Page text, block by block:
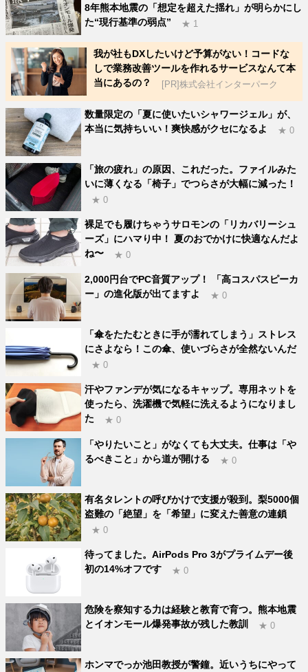
8年熊本地震の「想定を超えた揺れ」が明らかにし
た“現行基準の弱点”
★ 1
我が社もDXしたいけど予算がない！コードな
しで業務改善ツールを作れるサービスなんて本
当にあるの？
[PR]株式会社インターパーク
数量限定の「夏に使いたいシャワージェル」が、
本当に気持ちいい！爽快感がクセになるよ
★ 0
「旅の疲れ」の原因、これだった。ファイルみた
いに薄くなる「椅子」でつらさが大幅に減った！
★ 0
裸足でも履けちゃうサロモンの「リカバリーシュ
ーズ」にハマり中！ 夏のおでかけに快適なんだよ
ね〜
★ 0
2,000円台でPC音質アップ！ 「高コスパスピーカ
ー」の進化版が出てますよ
★ 0
「傘をたたむときに手が濡れてしまう」ストレス
にさよなら！この傘、使いづらさが全然ないんだ
★ 0
汗やファンデが気になるキャップ。専用ネットを
使ったら、洗濯機で気軽に洗えるようになりまし
た
★ 0
「やりたいこと」がなくても大丈夫。仕事は「や
るべきこと」から道が開ける
★ 0
有名タレントの呼びかけで支援が殺到。梨5000個
盗難の「絶望」を「希望」に変えた善意の連鎖
★ 0
待ってました。AirPods Pro 3がプライムデー後
初の14%オフです
★ 0
危険を察知する力は経験と教育で育つ。熊本地震
とイオンモール爆発事故が残した教訓
★ 0
ホンマでっか池田教授が警鐘。近いうちにやって